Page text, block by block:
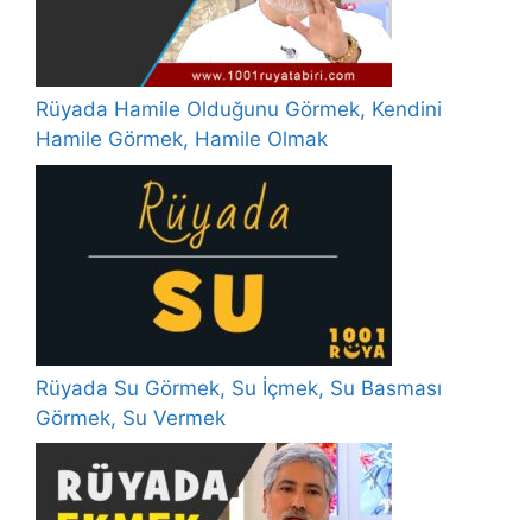
Rüyada Hamile Olduğunu Görmek, Kendini
Hamile Görmek, Hamile Olmak
Rüyada Su Görmek, Su İçmek, Su Basması
Görmek, Su Vermek